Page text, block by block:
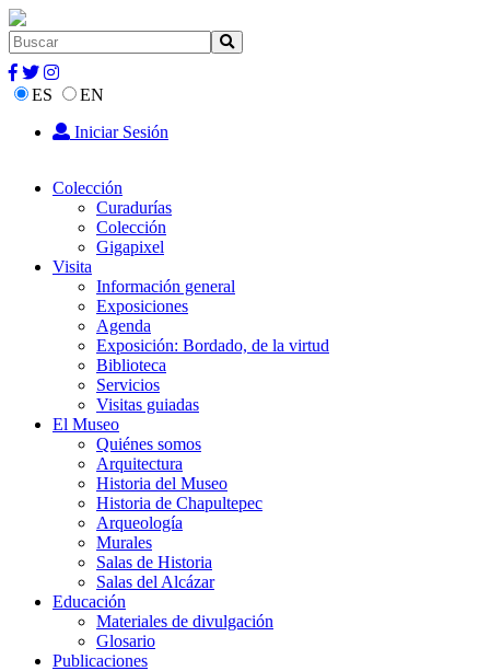
ES
EN
Iniciar Sesión
Colección
Curadurías
Colección
Gigapixel
Visita
Información general
Exposiciones
Agenda
Exposición: Bordado, de la virtud
Biblioteca
Servicios
Visitas guiadas
El Museo
Quiénes somos
Arquitectura
Historia del Museo
Historia de Chapultepec
Arqueología
Murales
Salas de Historia
Salas del Alcázar
Educación
Materiales de divulgación
Glosario
Publicaciones